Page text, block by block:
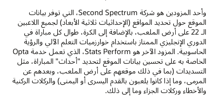
وأحد المزودين هو شركة Second Spectrum، التي توفر بيانات
الموقع حول تحديد المواقع (الإحداثيات ثلاثية الأبعاد) لجميع اللاعبين
الـ 22 على أرض الملعب، بالإضافة إلى الكرة، طوال كل مباراة في
الدوري الإنجليزي الممتاز باستخدام خوارزميات التعلم الآلي والرؤية
الحاسوبية. المزود الآخر هو Stats Perform، الذي تعمل خدمة Opta
الخاصة به على تحسين بيانات الموقع لتحديد "أحداث" المباراة، مثل
التسديدات (بما في ذلك موقعهم على أرض الملعب، وبعدهم عن
المرمى، وما إذا كانوا يلعبون بالقدم اليسرى أو اليمنى) والركلات الركنية
والأخطاء وركلات الجزاء وما إلى ذلك.